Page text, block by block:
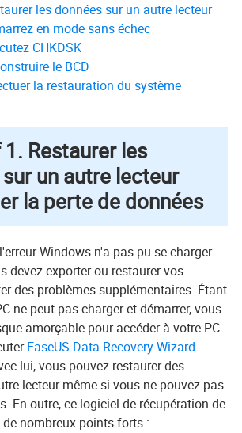
les données sur un autre lecteur
en mode sans échec
CHKDSK
le BCD
la restauration du système
Restaurer les
un autre lecteur
la perte de données
Windows n'a pas pu se charger
devez exporter ou restaurer vos
des problèmes supplémentaires. Étant
ne peut pas charger et démarrer, vous
amorçable pour accéder à votre PC.
EaseUS Data Recovery Wizard
lui, vous pouvez restaurer des
lecteur même si vous ne pouvez pas
En outre, ce logiciel de récupération de
nombreux points forts :